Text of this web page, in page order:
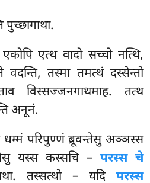
पुच्छागाथा.
एत्थ वादो सच्चो नत्थि,
वदन्ति, तस्मा तमत्थं दस्सेन्तो
विस्सज्जनगाथमाह. तत्थ
अनूनं.
परिपुण्णं ब्रूवन्तेसु अञ्ञस्स
यस्स कस्सचि – परस्स चे
तस्सत्थो – यदि परस्स